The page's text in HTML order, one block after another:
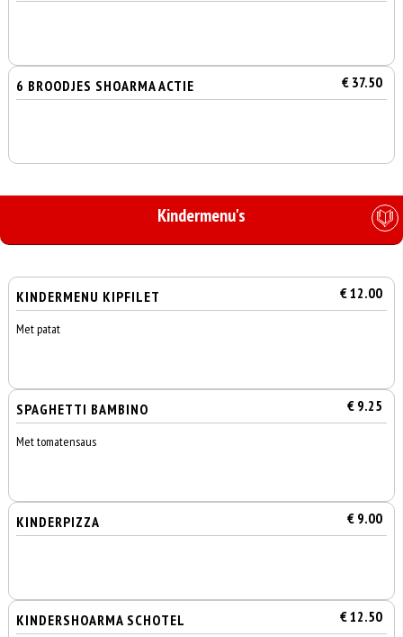
6 BROODJES SHOARMA ACTIE € 37.50
Kindermenu's
KINDERMENU KIPFILET € 12.00
Met patat
SPAGHETTI BAMBINO € 9.25
Met tomatensaus
KINDERPIZZA € 9.00
KINDERSHOARMA SCHOTEL € 12.50